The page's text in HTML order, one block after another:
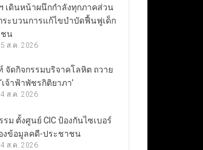
เดินหน้าผนึกกำลังทุกภาคส่วน
ระบวนการแก้ไขบำบัดฟื้นฟูเด็ก
ชน
ส.ค. 2026
ดกิจกรรมบริจาคโลหิต ถวาย
เจ้าฟ้าพัชรกิติยาภา’
ส.ค. 2026
ม ตั้งศูนย์ CIC ป้องกันไซเบอร์
งข้อมูลคดี-ประชาชน
ส.ค. 2026